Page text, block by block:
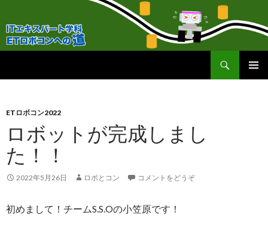
ン
へ
移
動
ETロボコン2022
ロボットが完成しまし
た！！
2022年5月26日 ロボとコン コメントをどうぞ
初めまして！チームS.S.Oの小笠原です！